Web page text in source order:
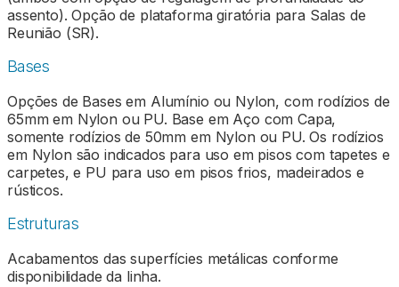
assento). Opção de plataforma giratória para Salas de
Reunião (SR).
Bases
Opções de Bases em Alumínio ou Nylon, com rodízios de
65mm em Nylon ou PU. Base em Aço com Capa,
somente rodízios de 50mm em Nylon ou PU. Os rodízios
em Nylon são indicados para uso em pisos com tapetes e
carpetes, e PU para uso em pisos frios, madeirados e
rústicos.
Estruturas
Acabamentos das superfícies metálicas conforme
disponibilidade da linha.